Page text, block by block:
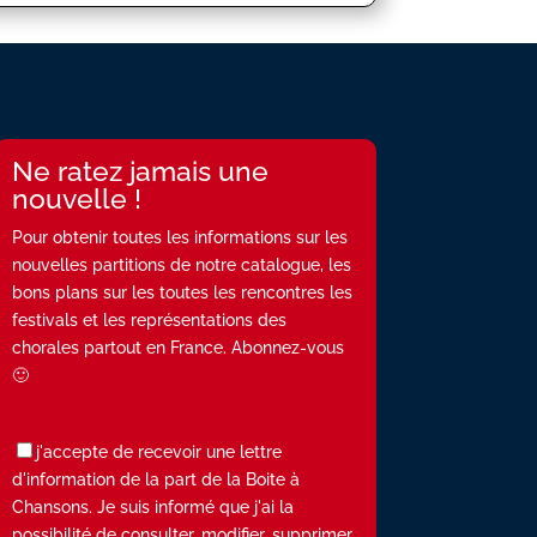
Ne ratez jamais une
nouvelle !
Pour obtenir toutes les informations sur les
nouvelles partitions de notre catalogue, les
bons plans sur les toutes les rencontres les
festivals et les représentations des
chorales partout en France. Abonnez-vous
🙂
j'accepte de recevoir une lettre
d'information de la part de la Boite à
Chansons. Je suis informé que j'ai la